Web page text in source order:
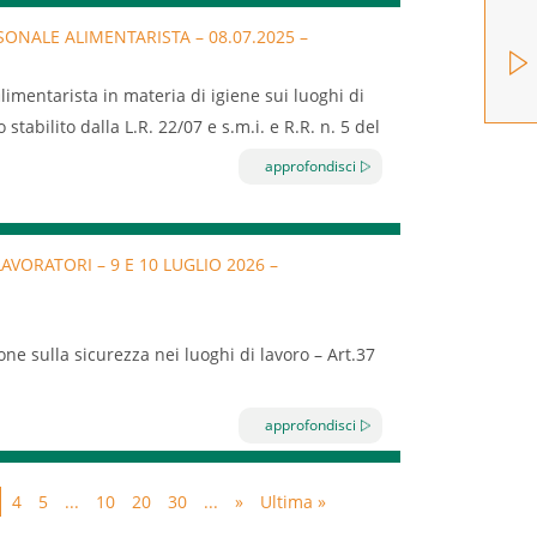
gravità e probabilità del danno,
prevenzione in azienda: misure collettive e
del lavoro, ambiente di lavoro, impianti
movimentazione (manuale e
ad agenti fisici (rumore, vibrazioni, radiazioni
chimici (anche cancerogeni), esposizione
e la segnaletica di sicurezza;
procedure e comportamenti.
dall’Accordo Stato-Regioni del 17/04/2025
turismo iscritte a EBT Puglia.
ALIMENTARISTA – 08.07.2025 –
in materia di igiene sui luoghi di
dalla L.R. 22/07 e s.m.i. e R.R. n. 5 del
approfondisci
– 9 E 10 LUGLIO 2026 –
sulla sicurezza nei luoghi di lavoro – Art.37
Repertorio atto n. 59/CSR – 17 aprile 2025,
indicati dall’articolo 37 del D.Lgs. n.
approfondisci
4 5 ... 10 20 30 ... » Ultima »